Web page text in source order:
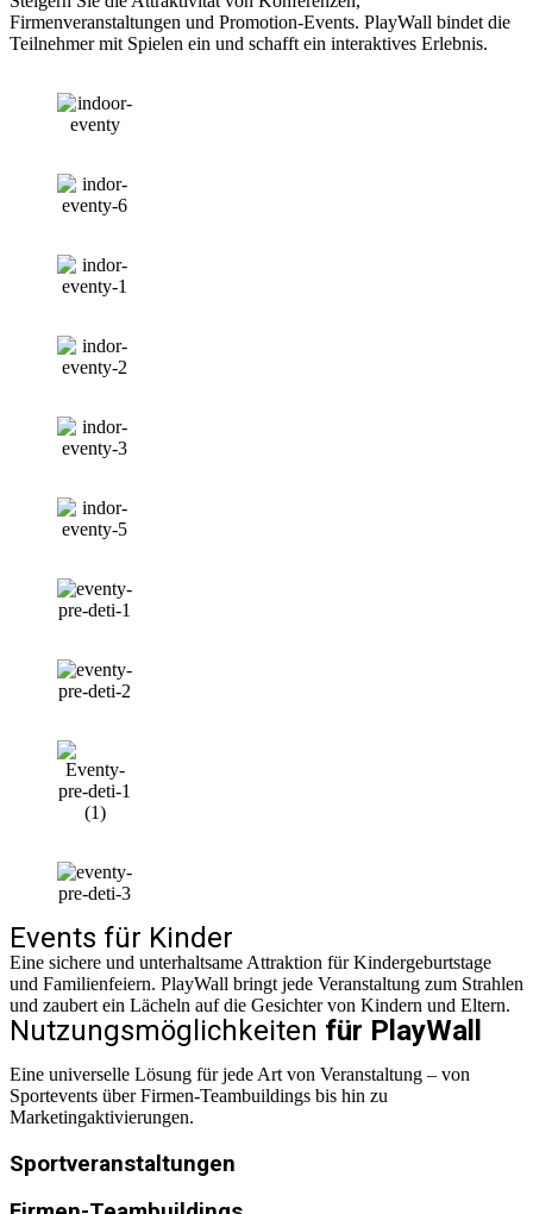
Firmenveranstaltungen und Promotion-Events. PlayWall bindet die
Teilnehmer mit Spielen ein und schafft ein interaktives Erlebnis.
Events für Kinder
Eine sichere und unterhaltsame Attraktion für Kindergeburtstage
und Familienfeiern. PlayWall bringt jede Veranstaltung zum Strahlen
und zaubert ein Lächeln auf die Gesichter von Kindern und Eltern.
Nutzungsmöglichkeiten für PlayWall
Eine universelle Lösung für jede Art von Veranstaltung – von
Sportevents über Firmen-Teambuildings bis hin zu
Marketingaktivierungen.
Sportveranstaltungen